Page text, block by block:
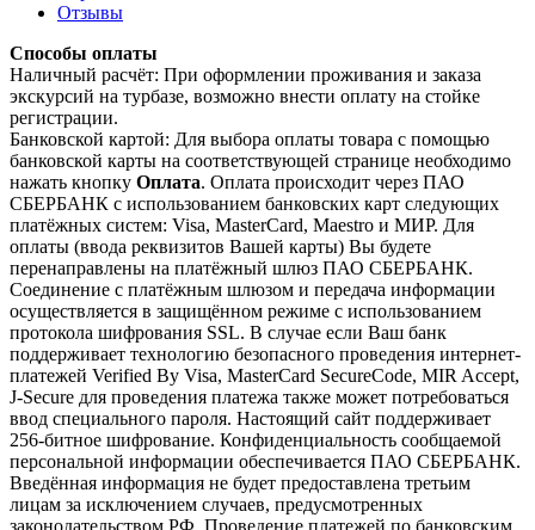
Отзывы
Способы оплаты
Наличный расчёт: При оформлении проживания и заказа
экскурсий на турбазе, возможно внести оплату на стойке
регистрации.
Банковской картой: Для выбора оплаты товара с помощью
банковской карты на соответствующей странице необходимо
нажать кнопку Оплата. Оплата происходит через ПАО
СБЕРБАНК с использованием банковских карт следующих
платёжных систем: Visa, MasterCard, Maestro и МИР. Для
оплаты (ввода реквизитов Вашей карты) Вы будете
перенаправлены на платёжный шлюз ПАО СБЕРБАНК.
Соединение с платёжным шлюзом и передача информации
осуществляется в защищённом режиме с использованием
протокола шифрования SSL. В случае если Ваш банк
поддерживает технологию безопасного проведения интернет-
платежей Verified By Visa, MasterCard SecureCode, MIR Accept,
J-Secure для проведения платежа также может потребоваться
ввод специального пароля. Настоящий сайт поддерживает
256-битное шифрование. Конфиденциальность сообщаемой
персональной информации обеспечивается ПАО СБЕРБАНК.
Введённая информация не будет предоставлена третьим
лицам за исключением случаев, предусмотренных
законодательством РФ. Проведение платежей по банковским